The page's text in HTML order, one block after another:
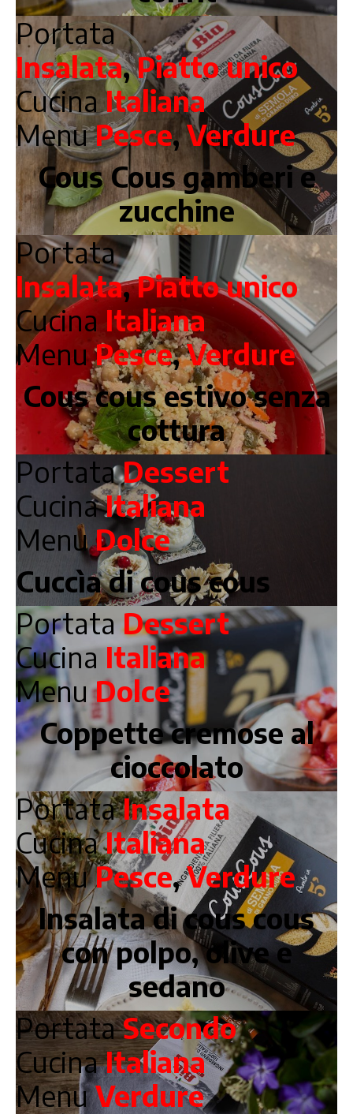
Portata
Insalata,Piatto unico
CucinaItaliana
MenuPesce,Verdure
Cous Cous gamberi e
zucchine
Portata
Insalata,Piatto unico
Cucina Italiana
MenuPesce,Verdure
Cous cous estivo senza
cottura
PortataDessert
CucinaItaliana
MenuDolce
Cuccìa di cous cous
PortataDessert
CucinaItaliana
MenuDolce
Coppette cremose al
cioccolato
PortataInsalata
CucinaItaliana
MenuPesce,Verdure
Insalata di cous cous
con polpo, olive e
sedano
PortataSecondo
CucinaItaliana
MenuVerdure